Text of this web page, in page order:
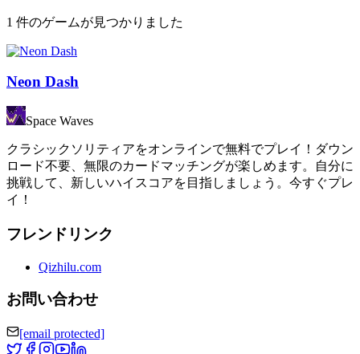
1 件のゲームが見つかりました
Neon Dash
Space Waves
クラシックソリティアをオンラインで無料でプレイ！ダウン
ロード不要、無限のカードマッチングが楽しめます。自分に
挑戦して、新しいハイスコアを目指しましょう。今すぐプレ
イ！
フレンドリンク
Qizhilu.com
お問い合わせ
[email protected]